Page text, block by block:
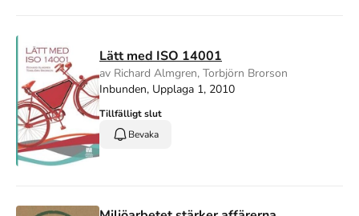
Lätt med ISO 14001
av Richard Almgren, Torbjörn Brorson
Inbunden, Upplaga 1, 2010
Tillfälligt slut
Bevaka